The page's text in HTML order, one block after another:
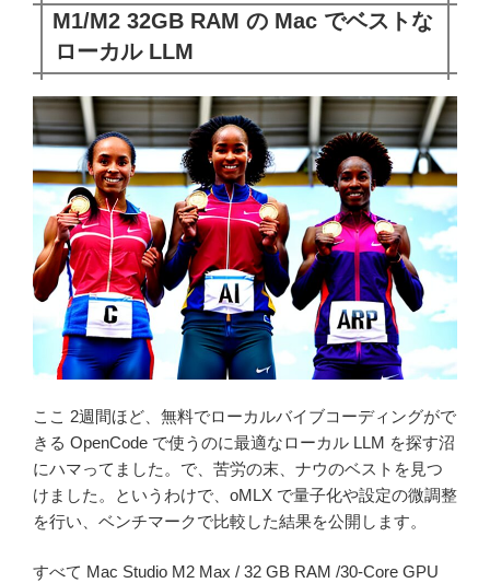
M1/M2 32GB RAM の Mac でベストな
ローカル LLM
ここ 2週間ほど、無料でローカルバイブコーディングがで
きる OpenCode で使うのに最適なローカル LLM を探す沼
にハマってました。で、苦労の末、ナウのベストを見つ
けました。というわけで、oMLX で量子化や設定の微調整
を行い、ベンチマークで比較した結果を公開します。
すべて Mac Studio M2 Max / 32 GB RAM /30-Core GPU